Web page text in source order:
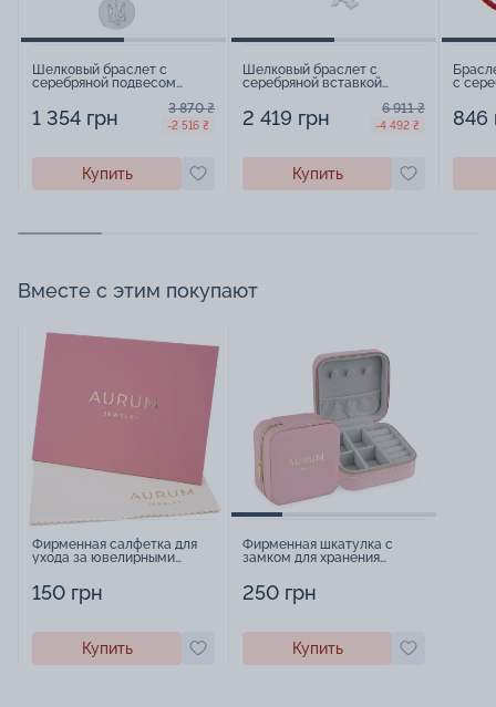
Шелковый браслет с
серебряной подвесом
1534915
1 354 грн 3 870 ₴
-2 516 ₴
Купить
Шелковый браслет с
серебряной вставкой
2 419 грн 6 911 ₴
-4 492 ₴
Купить
с
846
Вместе с этим покупают
Фирменная салфетка для
ухода за ювелирными
150 грн
Купить
Фирменная шкатулка с
замком для хранения
250 грн
Купить